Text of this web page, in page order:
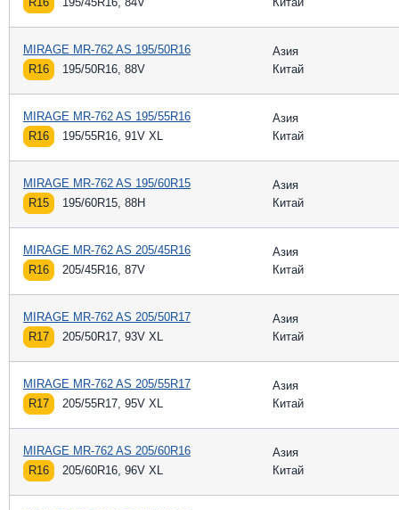
MIRAGE MR-762 AS 195/50R16
R16
195/50R16, 88V
Азия
Китай
MIRAGE MR-762 AS 195/55R16
R16
195/55R16, 91V XL
Азия
Китай
MIRAGE MR-762 AS 195/60R15
R15
195/60R15, 88H
Азия
Китай
MIRAGE MR-762 AS 205/45R16
R16
205/45R16, 87V
Азия
Китай
MIRAGE MR-762 AS 205/50R17
R17
205/50R17, 93V XL
Азия
Китай
MIRAGE MR-762 AS 205/55R17
R17
205/55R17, 95V XL
Азия
Китай
MIRAGE MR-762 AS 205/60R16
R16
205/60R16, 96V XL
Азия
Китай